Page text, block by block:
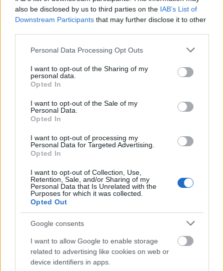
also be disclosed by us to third parties on the IAB’s List of
Downstream Participants that may further disclose it to other
Please note that this website/app uses one or more Google
not limited to your visit or usage behaviour. You may click to
grant or deny consent to Google and its third-party tags to
use your data for below specified purposes in below Google
consent section.
Personal Data Processing Opt Outs
I want to opt-out of the Sharing of my
personal data.
Opted In
I want to opt-out of the Sale of my
Personal Data.
Opted In
I want to opt-out of processing my
Personal Data for Targeted Advertising.
Opted In
I want to opt-out of Collection, Use,
Retention, Sale, and/or Sharing of my
Personal Data that Is Unrelated with the
Purposes for which it was collected.
Opted Out
Google consents
I want to allow Google to enable storage
related to advertising like cookies on web or
device identifiers in apps.
6 γραφικά χωριά των Κυκλάδων που αξίζει να
ανακαλύψετε
7 έξυπνα tips για να φτιάξετε γρήγορα τη βαλίτσα
των διακοπών
Η εξωτική παραλία της Πάργας που θα λατρέψετε